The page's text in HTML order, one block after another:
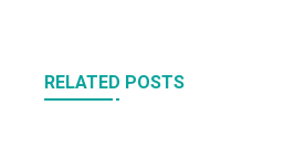
RELATED POSTS